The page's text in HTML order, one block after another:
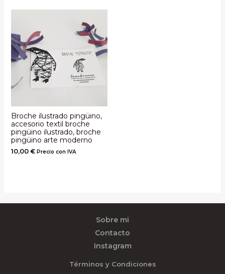
Broche ilustrado pingüino,
accesorio textil broche
pingüino ilustrado, broche
pingüino arte moderno
10,00 € Precio con IVA
Sobre mi
Contacto
Instagram
Términos y Condiciones